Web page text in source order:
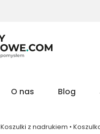
O nas Blog
Koszulki z nadrukiem •